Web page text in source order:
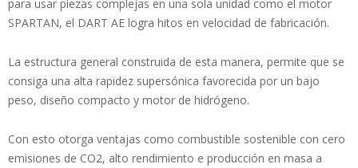
para usar piezas complejas en una sola unidad como el motor
SPARTAN, el DART AE logra hitos en velocidad de fabricación.
La estructura general construida de esta manera, permite que se
consiga una alta rapidez supersónica favorecida por un bajo
peso, diseño compacto y motor de hidrógeno.
Con esto otorga ventajas como combustible sostenible con cero
emisiones de CO2, alto rendimiento e producción en masa a